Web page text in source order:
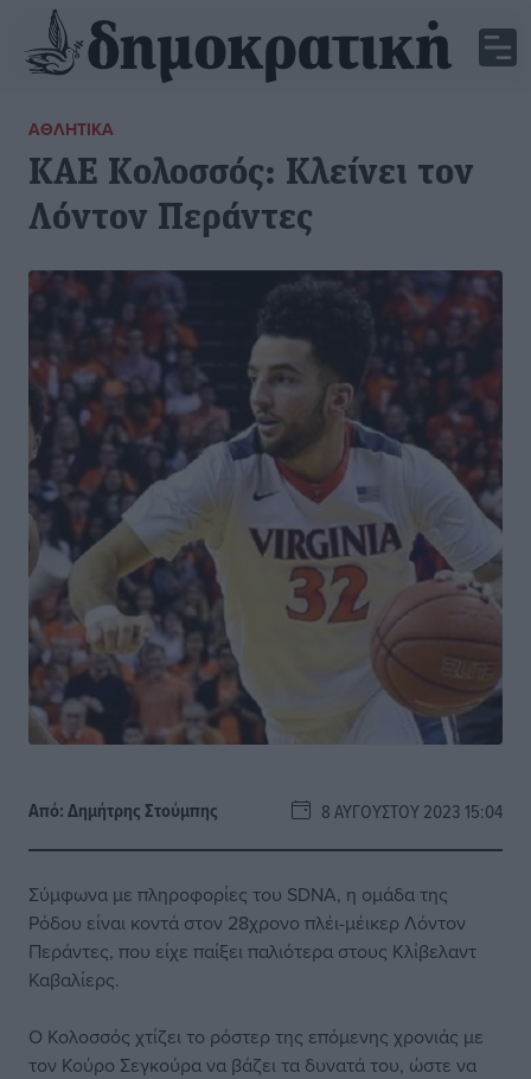
ΑΘΛΗΤΙΚΆ
ΚΑΕ Κολοσσός: Κλείνει τον
Λόντον Περάντες
Από:Δημήτρης Στούμπης 8 ΑΥΓΟΎΣΤΟΥ 2023 15:04
Σύμφωνα με πληροφορίες του SDNA, η ομάδα της
Ρόδου είναι κοντά στον 28χρονο πλέι-μέικερ Λόντον
Περάντες, που είχε παίξει παλιότερα στους Κλίβελαντ
Καβαλίερς.
Ο Κολοσσός χτίζει το ρόστερ της επόμενης χρονιάς με
τον Κούρο Σεγκούρα να βάζει τα δυνατά του, ώστε να